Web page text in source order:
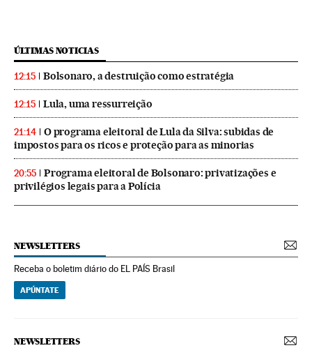
ÚLTIMAS NOTICIAS
12:15 Bolsonaro, a destruição como estratégia
12:15 Lula, uma ressurreição
21:14
O programa eleitoral de Lula da Silva: subidas de
impostos para os ricos e proteção para as minorias
20:55
Programa eleitoral de Bolsonaro: privatizações e
privilégios legais para a Polícia
NEWSLETTERS
Receba o boletim diário do EL PAÍS Brasil
APÚNTATE
NEWSLETTERS